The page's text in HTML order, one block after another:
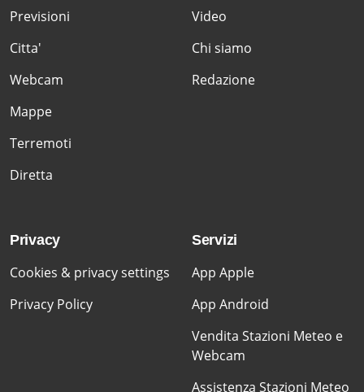
Previsioni
Citta'
Webcam
Mappe
Terremoti
Diretta
Video
Chi siamo
Redazione
Privacy
Cookies & privacy settings
Privacy Policy
Servizi
App Apple
App Android
Vendita Stazioni Meteo e
Webcam
Assistenza Stazioni Meteo